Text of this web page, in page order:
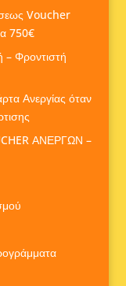
Voucher
750€
– Φροντιστή
Ανεργίας όταν
ΑΝΕΡΓΩΝ –